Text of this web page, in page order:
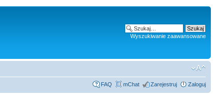
Wyszukiwanie zaawansowane
FAQ mChat Zarejestruj Zaloguj